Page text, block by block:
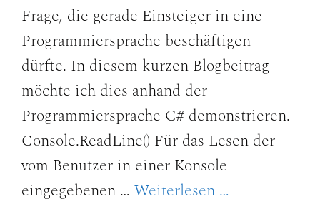
Frage, die gerade Einsteiger in eine
Programmiersprache beschäftigen
dürfte. In diesem kurzen Blogbeitrag
möchte ich dies anhand der
Programmiersprache C# demonstrieren.
Console.ReadLine() Für das Lesen der
vom Benutzer in einer Konsole
eingegebenen … Weiterlesen …